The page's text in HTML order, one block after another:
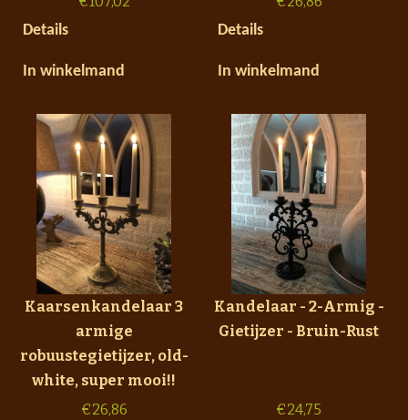
Details
In winkelmand
Details
In winkelmand
Kaarsenkandelaar 3
armige
robuustegietijzer, old-
white, super mooi!!
€26,86
Kandelaar - 2-Armig -
Gietijzer - Bruin-Rust
€24,75